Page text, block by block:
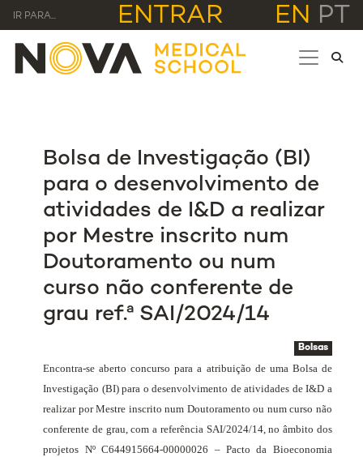
IR PARA... ENTRAR EN PT
Bolsa de Investigação (BI)
para o desenvolvimento de
atividades de I&D a realizar
por Mestre inscrito num
Doutoramento ou num
curso não conferente de
grau ref.ª SAI/2024/14
Bolsas
Encontra-se aberto concurso para a atribuição de uma Bolsa de
Investigação (BI) para o desenvolvimento de atividades de I&D a
realizar por Mestre inscrito num Doutoramento ou num curso não
conferente de grau, com a referência SAI/2024/14, no âmbito dos
projetos NºC644915664-00000026 – Pacto da Bioeconomia